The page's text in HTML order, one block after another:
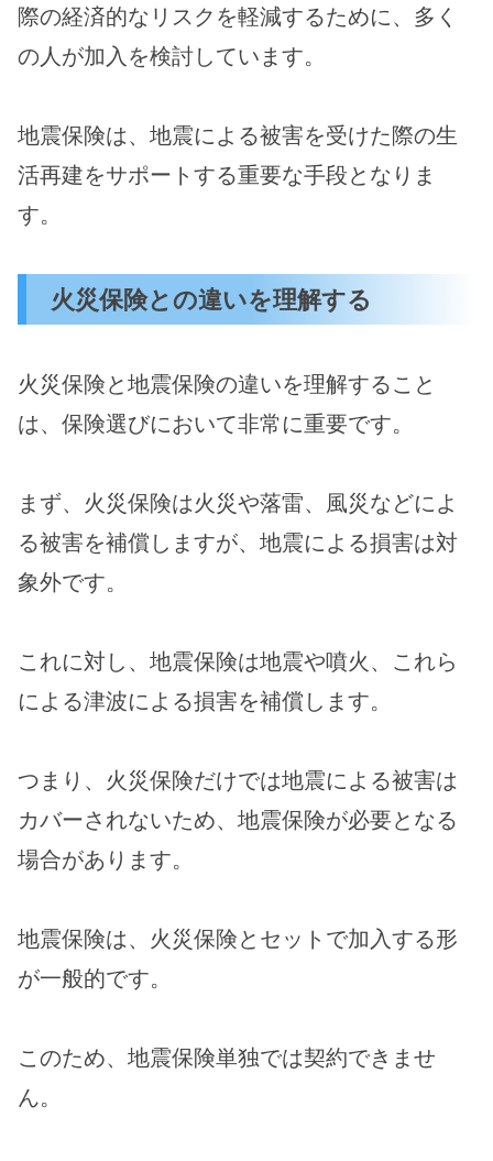
際の経済的なリスクを軽減するために、多く
の人が加入を検討しています。
地震保険は、地震による被害を受けた際の生
活再建をサポートする重要な手段となりま
す。
火災保険との違いを理解する
火災保険と地震保険の違いを理解すること
は、保険選びにおいて非常に重要です。
まず、火災保険は火災や落雷、風災などによ
る被害を補償しますが、地震による損害は対
象外です。
これに対し、地震保険は地震や噴火、これら
による津波による損害を補償します。
つまり、火災保険だけでは地震による被害は
カバーされないため、地震保険が必要となる
場合があります。
地震保険は、火災保険とセットで加入する形
が一般的です。
このため、地震保険単独では契約できませ
ん。